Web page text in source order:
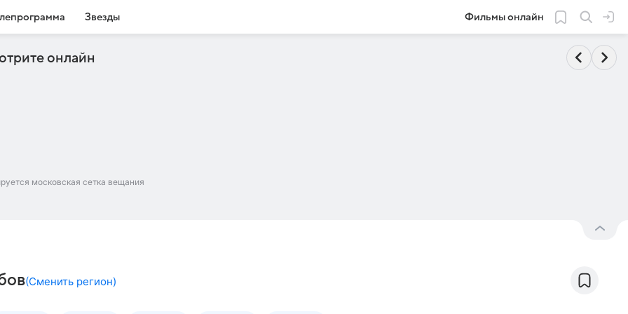
Звезды Фильмы онлайн
онлайн
московская сетка вещания
(Сменить регион)